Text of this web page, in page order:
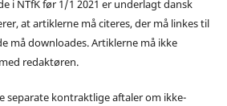
i NTfK før 1/1 2021 er underlagt dansk
at artiklerne må citeres, der må linkes til
må downloades. Artiklerne må ikke
redaktøren.
separate kontraktlige aftaler om ikke-